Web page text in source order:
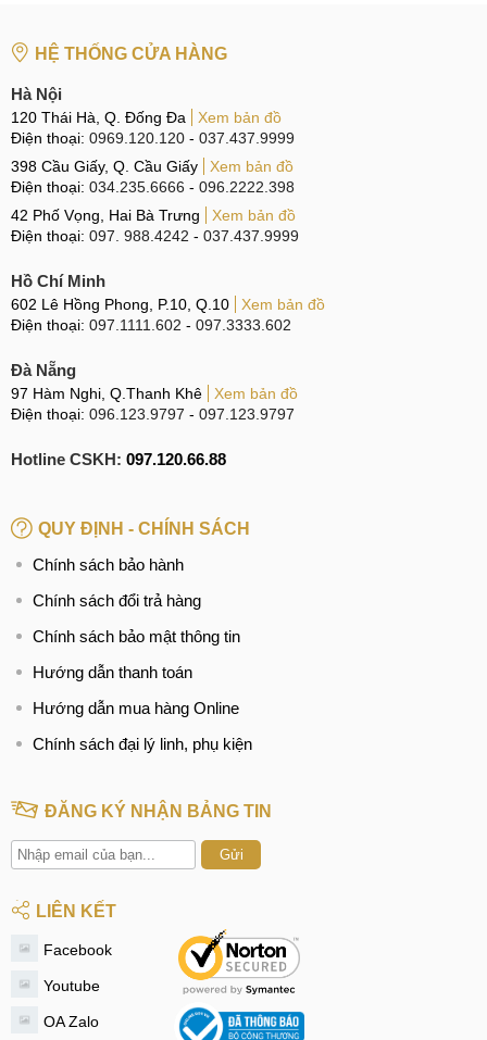
HỆ THỐNG CỬA HÀNG
Hà Nội
120 Thái Hà, Q. Đống Đa
Xem bản đồ
Điện thoại: 0969.120.120 - 037.437.9999
398 Cầu Giấy, Q. Cầu Giấy
Xem bản đồ
Điện thoại: 034.235.6666 - 096.2222.398
42 Phố Vọng, Hai Bà Trưng
Xem bản đồ
Điện thoại: 097. 988.4242 - 037.437.9999
Hồ Chí Minh
602 Lê Hồng Phong, P.10, Q.10
Xem bản đồ
Điện thoại: 097.1111.602 - 097.3333.602
Đà Nẵng
97 Hàm Nghi, Q.Thanh Khê
Xem bản đồ
Điện thoại: 096.123.9797 - 097.123.9797
Hotline CSKH: 097.120.66.88
QUY ĐỊNH - CHÍNH SÁCH
Chính sách bảo hành
Chính sách đổi trả hàng
Chính sách bảo mật thông tin
Hướng dẫn thanh toán
Hướng dẫn mua hàng Online
Chính sách đại lý linh, phụ kiện
ĐĂNG KÝ NHẬN BẢNG TIN
Gửi
LIÊN KẾT
Facebook
Youtube
OA Zalo